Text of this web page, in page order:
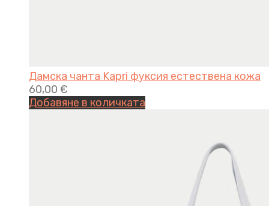
Дамска чанта Kapri фуксия естествена кожа
60,00 €
Добавяне в количката